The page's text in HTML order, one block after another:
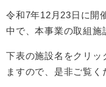
令和7年12月23日に開
中で、本事業の取組施
下表の施設名をクリッ
ますので、是非ご覧く